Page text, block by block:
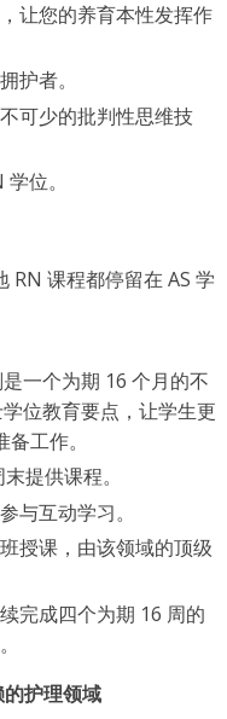
让您的养育本性发挥作
护者。
可少的批判性思维技
位。
RN 课程都停留在 AS 学
一个为期 16 个月的不
位教育要点，让学生更
工作。
提供课程。
与互动学习。
授课，由该领域的顶级
完成四个为期 16 周的
护理领域